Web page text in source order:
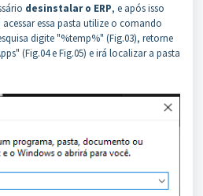
desinstalar o ERP, e após isso
acessar essa pasta utilize o comando
digite "%temp%" (Fig.03), retorne
(Fig.04 e Fig.05) e irá localizar a pasta